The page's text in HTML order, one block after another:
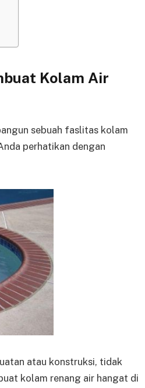
Kolam Air
sebuah faslitas kolam
perhatikan dengan
atau konstruksi, tidak
kolam renang air hangat di